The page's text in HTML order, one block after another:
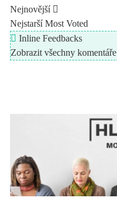
Nejnovější
Nejstarší Most Voted
Inline Feedbacks
Zobrazit všechny komentáře